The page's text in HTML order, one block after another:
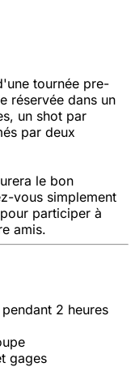
tournée pre-
réservée dans un
un shot par
par deux
le bon
vous simplement
participer à
amis.
2 heures
gages